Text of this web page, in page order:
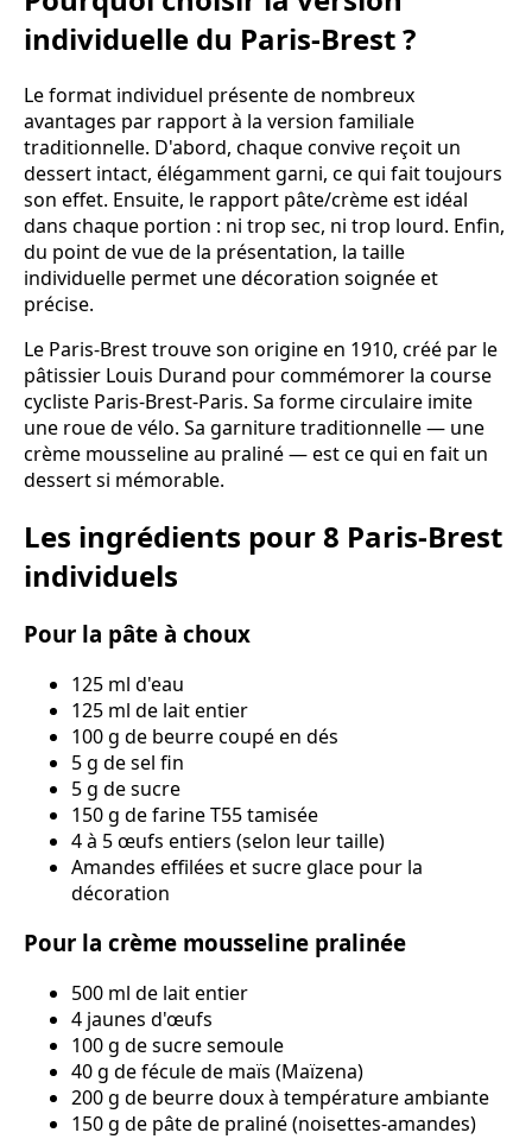
individuelle du Paris-Brest ?
Le format individuel présente de nombreux
avantages par rapport à la version familiale
traditionnelle. D'abord, chaque convive reçoit un
dessert intact, élégamment garni, ce qui fait toujours
son effet. Ensuite, le rapport pâte/crème est idéal
dans chaque portion : ni trop sec, ni trop lourd. Enfin,
du point de vue de la présentation, la taille
individuelle permet une décoration soignée et
précise.
Le Paris-Brest trouve son origine en 1910, créé par le
pâtissier Louis Durand pour commémorer la course
cycliste Paris-Brest-Paris. Sa forme circulaire imite
une roue de vélo. Sa garniture traditionnelle — une
crème mousseline au praliné — est ce qui en fait un
dessert si mémorable.
Les ingrédients pour 8 Paris-Brest
individuels
Pour la pâte à choux
125 ml d'eau
125 ml de lait entier
100 g de beurre coupé en dés
5 g de sel fin
5 g de sucre
150 g de farine T55 tamisée
4 à 5 œufs entiers (selon leur taille)
Amandes effilées et sucre glace pour la
décoration
Pour la crème mousseline pralinée
500 ml de lait entier
4 jaunes d'œufs
100 g de sucre semoule
40 g de fécule de maïs (Maïzena)
200 g de beurre doux à température ambiante
150 g de pâte de praliné (noisettes-amandes)